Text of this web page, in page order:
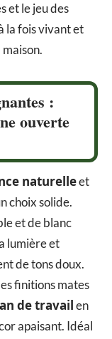
et le jeu des
la fois vivant et
:
ouverte
naturelleet
choix solide.
et de blanc
lumière et
de tons doux.
finitions mates
de travailen
apaisant. Idéal